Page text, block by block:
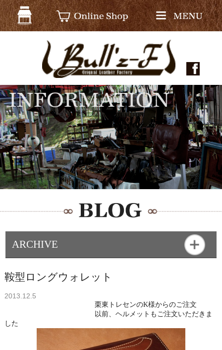
ARCHIVE
鞍型ロングウォレット
2013.12.5
栗東トレセンのK様からのご注文
以前、ヘルメットもご注文いただきま
した